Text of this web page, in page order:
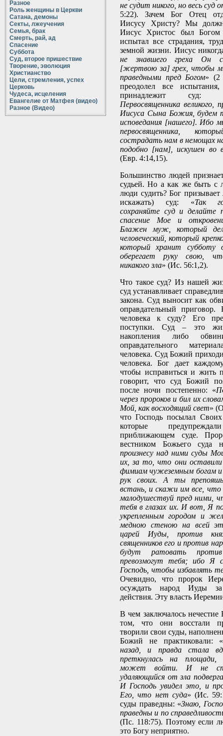
Разное
Роль женщины в Церкви
Сатана, демоны
Секты, лжеучения
Семья, брак
Смерть, рай, ад
Спасение
Суббота
Суд, второе пришествие
Творение, эволюция
Христианство
Цели, стремления, успех
Церковь
Чудеса, исцеления
Евангелие от Матфея (видео)
Разное (Видео)
не судит никого, но весь суд
5:22). Зачем Бог Отец
Иисусу Христу? Мы
Иисус Христос был
испытал все страдания,
земной жизни. Иисус
не знавшего греха Он
[жертвою за] грех, чтобы
праведными пред Богом» (2
преодолел все
принадлежит суд:
Первосвященника великого,
Иисуса Сына Божия, будем
исповедания [нашего]. Ибо
первосвященника,
сострадать нам в немощах
подобно [нам], искушен во
(Евр. 4:14,15).
Большинство людей
судьей. Но а как же быть с
люди судить? Бог
искажать) суд: «Так
сохраняйте суд и делайте
спасение Мое и
Блажен муж, который
человеческий, который
который хранит субботу
оберегает руку свою,
никакого зла» (Ис. 56:1,2).
Что такое суд? Из нашей
суд устанавливает
закона. Суд выносит как
оправдательный
человека к суду? Его
поступки. Суд – это
накопления либо
оправдательного
человека. Суд Божий
человека. Бог дает
чтобы исправиться и жить
говорит, что суд Божий
после ночи постепенно: «
через пророков и бил их
Мой, как восходящий свет»
что Господь посылал
которые
приближающем суде.
вестником Божьего суда
произнесу над ними суды
их, за то, что они оставили
фимиам чужеземным богам и
рук своих. А ты
встань, и скажи им все,
малодушествуй пред ними,
тебя в глазах их. И вот, Я
укрепленным городом и
медною стеною на всей
царей Иуды, против
священников его и против
будут ратовать
превозмогут тебя; ибо Я
Господь, чтобы избавлять
Очевидно, что пророк
осуждать народ Иуды
действия. Эту власть
В чем заключалось нечестие
том, что они восстали
творили свои суды,
Божий не практиковали: «
назад, и правда стала
преткнулась на
может войти. И не
удаляющийся от зла
И Господь увидел это, и
Его, что нет суда» (Ис.
суды праведны: «Знаю,
праведны и по
(Пс. 118:75). Поэтому если
это Богу неприятно.